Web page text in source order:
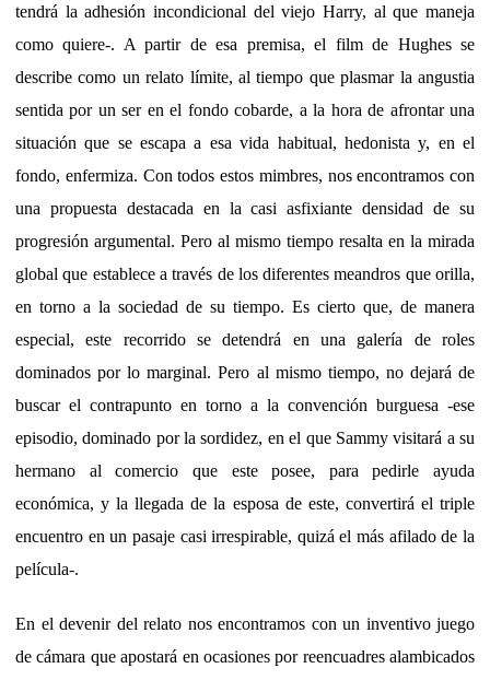
tendrá la adhesión incondicional del viejo Harry, al que maneja
como quiere-. A partir de esa premisa, el film de Hughes se
describe como un relato límite, al tiempo que plasmar la angustia
sentida por un ser en el fondo cobarde, a la hora de afrontar una
situación que se escapa a esa vida habitual, hedonista y, en el
fondo, enfermiza. Con todos estos mimbres, nos encontramos con
una propuesta destacada en la casi asfixiante densidad de su
progresión argumental. Pero al mismo tiempo resalta en la mirada
global que establece a través de los diferentes meandros que orilla,
en torno a la sociedad de su tiempo. Es cierto que, de manera
especial, este recorrido se detendrá en una galería de roles
dominados por lo marginal. Pero al mismo tiempo, no dejará de
buscar el contrapunto en torno a la convención burguesa -ese
episodio, dominado por la sordidez, en el que Sammy visitará a su
hermano al comercio que este posee, para pedirle ayuda
económica, y la llegada de la esposa de este, convertirá el triple
encuentro en un pasaje casi irrespirable, quizá el más afilado de la
película-.
En el devenir del relato nos encontramos con un inventivo juego
de cámara que apostará en ocasiones por reencuadres alambicados